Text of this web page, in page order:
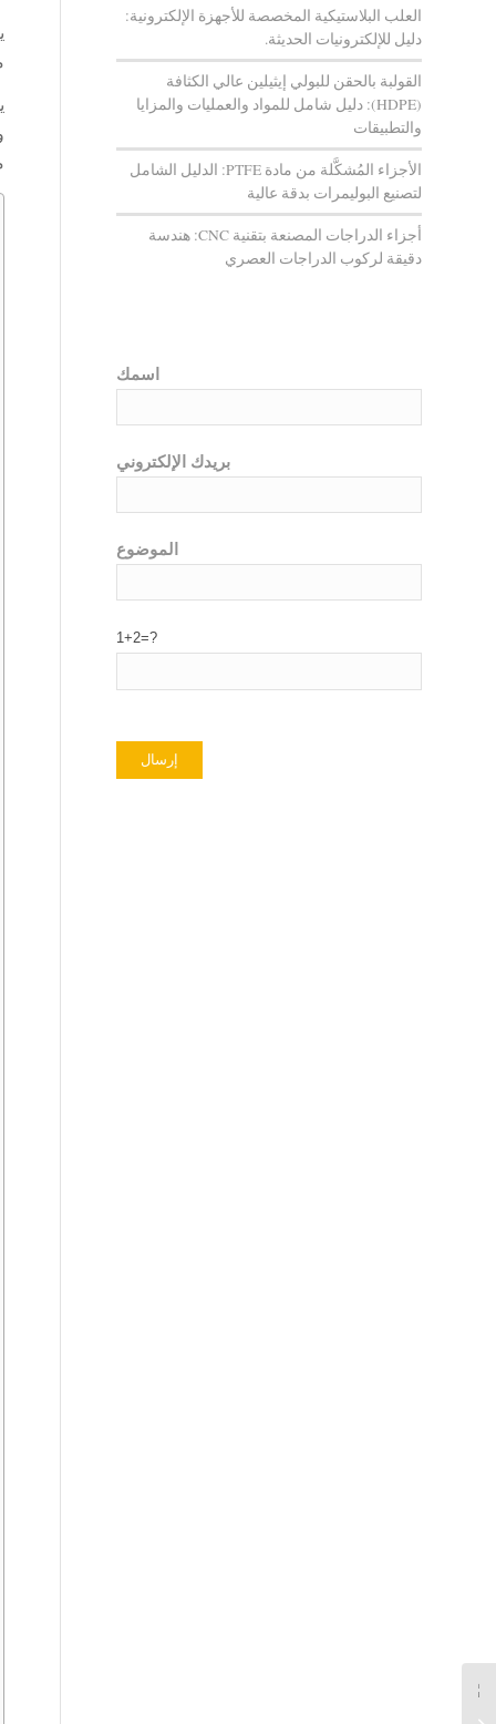
العلب البلاستيكية المخصصة للأجهزة الإلكترونية:
دليل للإلكترونيات الحديثة.
القولبة بالحقن للبولي إيثيلين عالي الكثافة
(HDPE): دليل شامل للمواد والعمليات والمزايا
والتطبيقات
الأجزاء المُشكَّلة من مادة PTFE: الدليل الشامل
لتصنيع البوليمرات بدقة عالية
أجزاء الدراجات المصنعة بتقنية CNC: هندسة
دقيقة لركوب الدراجات العصري
اسمك
بريدك الإلكتروني
الموضوع
1+2=?